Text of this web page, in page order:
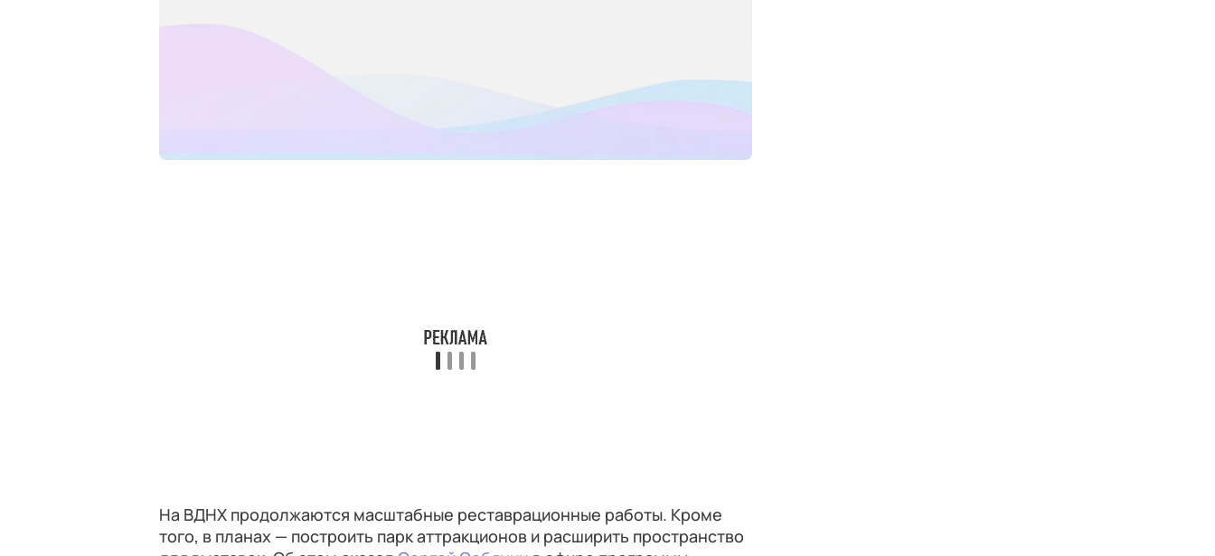
На ВДНХ продолжаются масштабные реставрационные работы. Кроме
того, в планах — построить парк аттракционов и расширить пространство